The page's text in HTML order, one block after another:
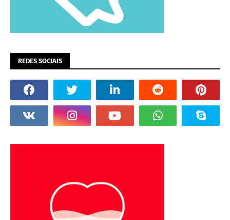
REDES SOCIAIS